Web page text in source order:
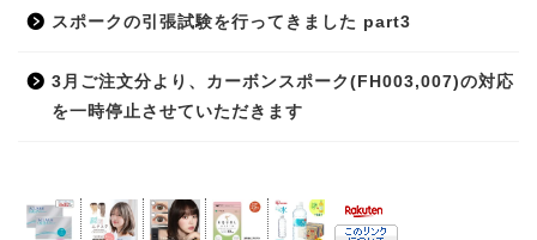
スポークの引張試験を行ってきました part3
3月ご注文分より、カーボンスポーク(FH003,007)の対応
を一時停止させていただきます